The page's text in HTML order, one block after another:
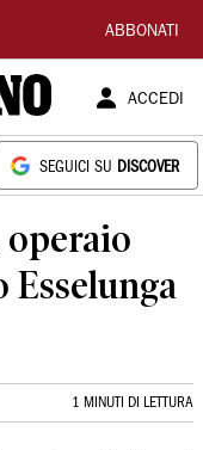
ABBONATI
ACCEDI
SEGUICI SU DISCOVER
1 MINUTI DI LETTURA